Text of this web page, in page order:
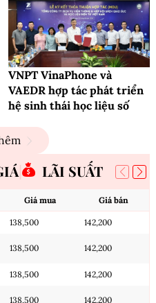
VNPT VinaPhone và
VAEDR hợp tác phát triển
hệ sinh thái học liệu số
LÃI SUẤT
Giá mua Giá bán
138,500 142,200
138,500 142,200
138,500 142,200
138,500 142,200